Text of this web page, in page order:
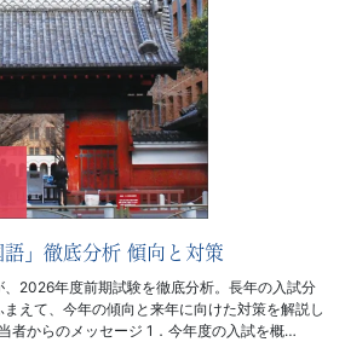
」徹底分析 傾向と対策
、2026年度前期試験を徹底分析。長年の入試分
えて、今年の傾向と来年に向けた対策を解説し
者からのメッセージ 1．今年度の入試を概…